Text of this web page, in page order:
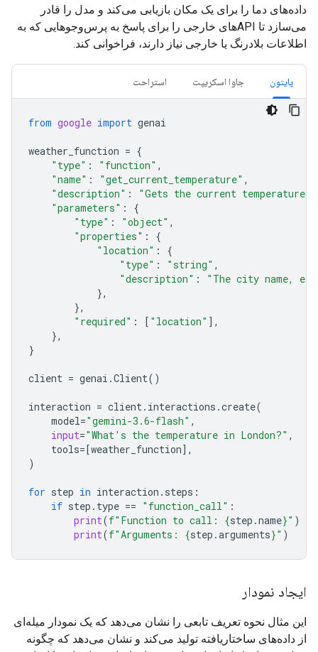
داده‌های دما را برای یک مکان بازیابی می‌کند و مدل را قادر
می‌سازد تا APIهای خارجی را برای پاسخ به پرس‌وجوهایی که به
اطلاعات بلادرنگ یا خارجی نیاز دارند، فراخوانی کند.
پایتون جاوا اسکریپت استراحت
from google import genai
weather_function = {
"type" : "function" ,
"name" : "get_current_temperature" ,
"description" :
"Gets the current
"parameters" :
{
"type" : "object" ,
"properties" :
{
"location" :
{
"type" : "string" ,
"description" :
"The city name,
},
},
"required" : [ "location" ],
},
}
client = genai .Client()
interaction = client. interactions .create(
model="gemini-3.6-flash" ,
input="What's the temperature in London?" ,
tools=[weather_function],
)
for step in interaction . steps :
if step . type == "function_call" :
print(f"Function to call: {step .name}" )
print(f"Arguments: {step .arguments}" )
ایجاد نمودار
این مثال نحوه تعریف تابعی را نشان می‌دهد که یک نمودار میله‌ای
از داده‌های ساختاریافته تولید می‌کند و نشان می‌دهد که چگونه